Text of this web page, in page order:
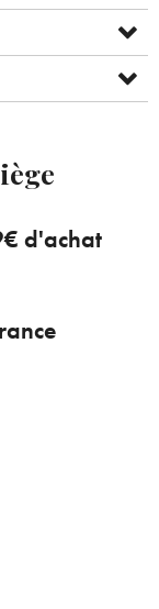
du
d'achat
!
et
inscrivez-